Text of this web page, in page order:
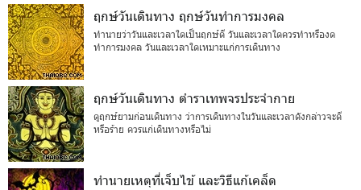
ฤกษ์วันเดินทาง ฤกษ์วันทำการมงคล
ทำนายว่าวันและเวลาใดเป็นฤกษ์ดี วันและเวลาใดควรทำหรืองด
ทำการมงคล วันและเวลาใดเหมาะแก่การเดินทาง
ฤกษ์วันเดินทาง ตำราเทพจรประจำกาย
ดูฤกษ์ยามก่อนเดินทาง ว่าการเดินทางในวันและเวลาดังกล่าวจะดี
หรือร้าย ควรแก่เดินทางหรือไม่
ทำนายเหตุที่เจ็บไข้ และวิธีแก้เคล็ด